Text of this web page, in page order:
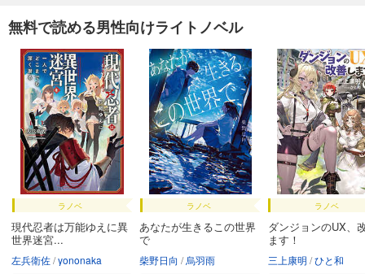
無料で読める男性向けライトノベル
ラノベ
現代忍者は万能ゆえに異
世界迷宮...
左兵衛佐 yononaka
ラノベ
あなたが生きるこの世界
で
柴野日向 烏羽雨
ラノベ
ダンジョンのUX、
ます！
三上康明 ひと和